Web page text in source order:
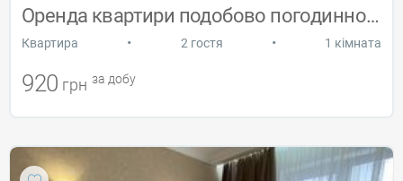
Оренда квартири подобово погодинно Троещ
Квартира • 2 гостя • 1 кімната
920 грн за добу